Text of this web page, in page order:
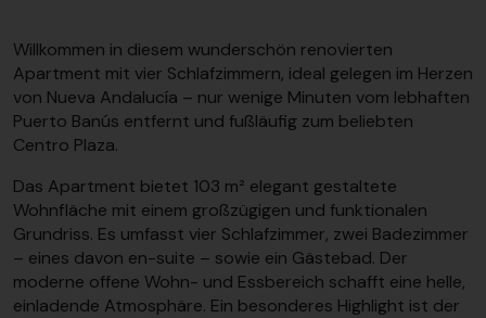
Willkommen in diesem wunderschön renovierten
Apartment mit vier Schlafzimmern, ideal gelegen im Herzen
von Nueva Andalucía – nur wenige Minuten vom lebhaften
Puerto Banús entfernt und fußläufig zum beliebten
Centro Plaza.
Das Apartment bietet 103 m² elegant gestaltete
Wohnfläche mit einem großzügigen und funktionalen
Grundriss. Es umfasst vier Schlafzimmer, zwei Badezimmer
– eines davon en-suite – sowie ein Gästebad. Der
moderne offene Wohn- und Essbereich schafft eine helle,
einladende Atmosphäre. Ein besonderes Highlight ist der